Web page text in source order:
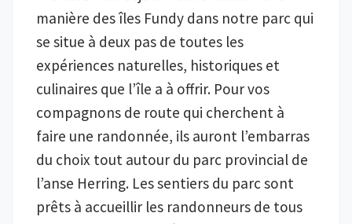
manière des îles Fundy dans notre parc qui
se situe à deux pas de toutes les
expériences naturelles, historiques et
culinaires que l’île a à offrir. Pour vos
compagnons de route qui cherchent à
faire une randonnée, ils auront l’embarras
du choix tout autour du parc provincial de
l’anse Herring. Les sentiers du parc sont
prêts à accueillir les randonneurs de tous